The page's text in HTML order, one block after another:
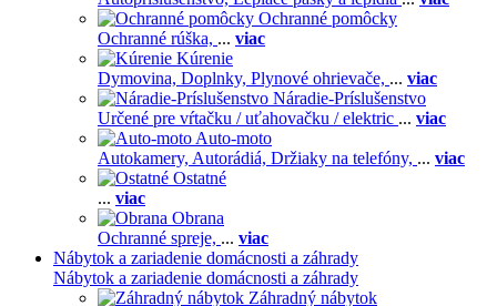
Ochranné pomôcky
Ochranné rúška, ... viac
Kúrenie
Dymovina, Doplnky, Plynové ohrievače, ... viac
Náradie-Príslušenstvo
Určené pre vŕtačku / uťahovačku / elektric ... viac
Auto-moto
Autokamery, Autorádiá, Držiaky na telefóny, ... viac
Ostatné
... viac
Obrana
Ochranné spreje, ... viac
Nábytok a zariadenie domácnosti a záhrady
Nábytok a zariadenie domácnosti a záhrady
Záhradný nábytok